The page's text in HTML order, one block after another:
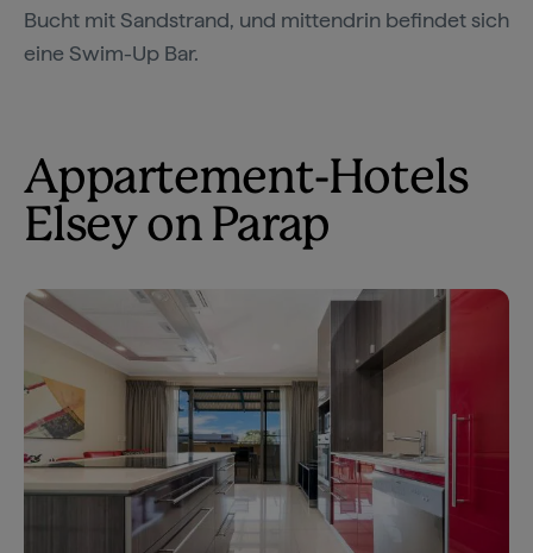
Bucht mit Sandstrand, und mittendrin befindet sich
eine Swim-Up Bar.
Appartement-Hotels
Elsey on Parap